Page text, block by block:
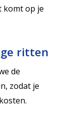
komt op je
ritten
de
zodat je